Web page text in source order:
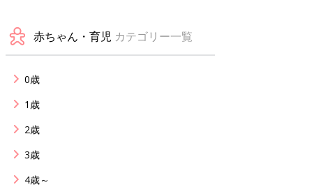
赤ちゃん・育児 カテゴリー一覧
0歳
1歳
2歳
3歳
4歳～